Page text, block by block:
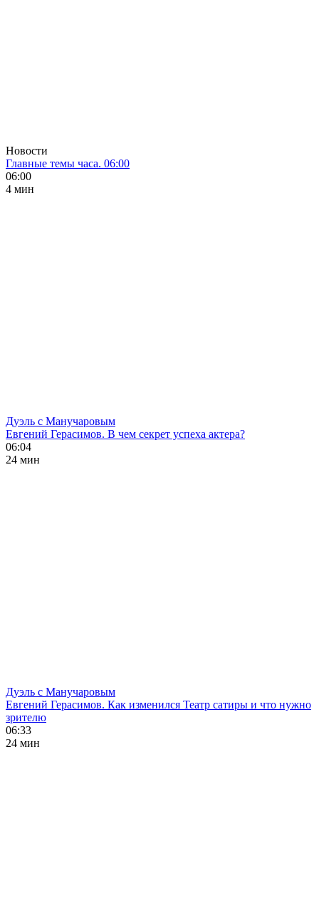
Новости
Главные темы часа. 06:00
06:00
4 мин
Дуэль с Манучаровым
Евгений Герасимов. В чем секрет успеха актера?
06:04
24 мин
Дуэль с Манучаровым
Евгений Герасимов. Как изменился Театр сатиры и что нужно
зрителю
06:33
24 мин